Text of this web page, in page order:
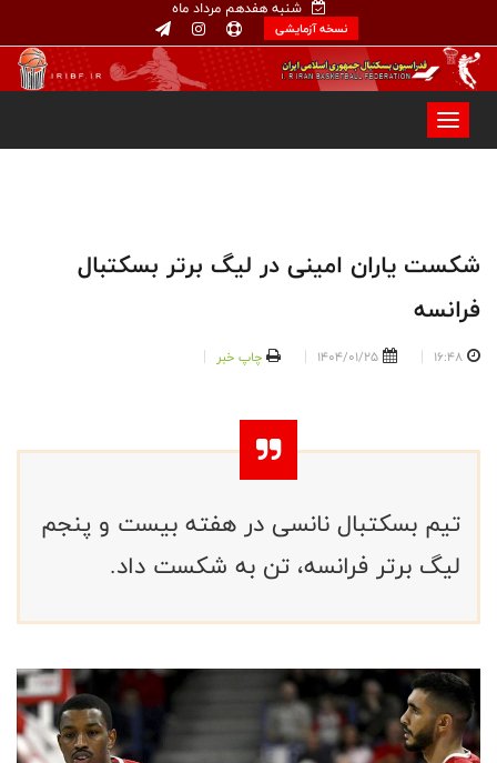
شنبه هفدهم مرداد ماه
نسخه آزمایشی
شکست یاران امینی در لیگ برتر بسکتبال
فرانسه
16:48
1404/01/25 چاپ خبر
تیم بسکتبال نانسی در هفته بیست و پنجم
لیگ برتر فرانسه، تن به شکست داد.